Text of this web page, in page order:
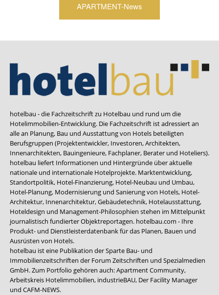
APARTMENT-News
hotelbau - die Fachzeitschrift zu Hotelbau und rund um die
Hotelimmobilien-Entwicklung. Die Fachzeitschrift ist adressiert an
alle an Planung, Bau und Ausstattung von Hotels beteiligten
Berufsgruppen (Projektentwickler, Investoren, Architekten,
Innenarchitekten, Bauingenieure, Fachplaner, Berater und Hoteliers).
hotelbau liefert Informationen und Hintergründe über aktuelle
nationale und internationale Hotelprojekte. Marktentwicklung,
Standortpolitik, Hotel-Finanzierung, Hotel-Neubau und Umbau,
Hotel-Planung, Modernisierung und Sanierung von Hotels, Hotel-
Architektur, Innenarchitektur, Gebäudetechnik, Hotelausstattung,
Hoteldesign und Management-Philosophien stehen im Mittelpunkt
journalistisch fundierter Objektreportagen. hotelbau.com - Ihre
Produkt- und Dienstleisterdatenbank für das Planen, Bauen und
Ausrüsten von Hotels.
hotelbau ist eine Publikation der Sparte Bau- und
Immobilienzeitschriften der Forum Zeitschriften und Spezialmedien
GmbH. Zum Portfolio gehören auch:Apartment Community,
Arbeitskreis Hotelimmobilien, industrieBAU, Der Facility Manager
und CAFM-NEWS.